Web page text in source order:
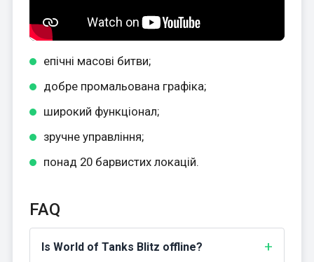
епічні масові битви;
добре промальована графіка;
широкий функціонал;
зручне управління;
понад 20 барвистих локацій.
FAQ
Is World of Tanks Blitz offline?